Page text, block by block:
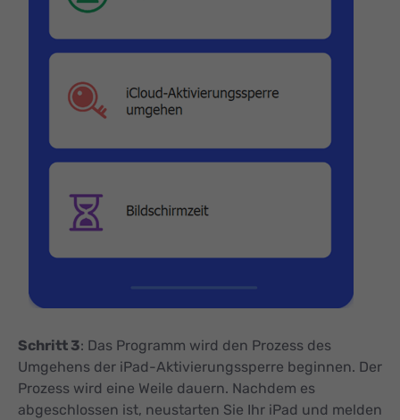
Schritt 3: Das Programm wird den Prozess des
Umgehens der iPad-Aktivierungssperre beginnen. Der
Prozess wird eine Weile dauern. Nachdem es
abgeschlossen ist, neustarten Sie Ihr iPad und melden